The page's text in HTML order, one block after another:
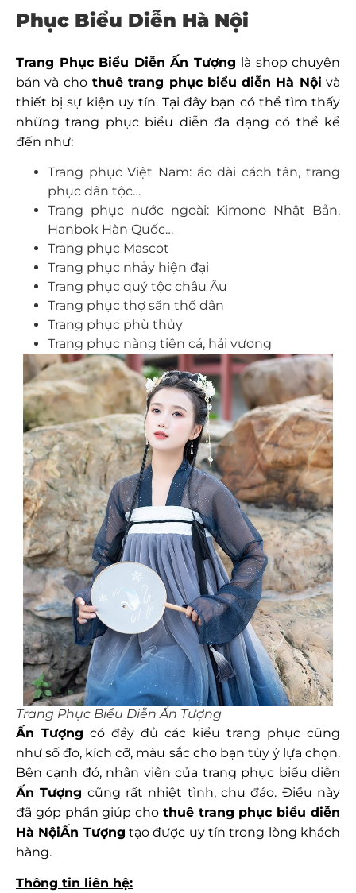
Phục Biểu Diễn Hà Nội
Trang Phục Biểu Diễn Ấn Tượng là shop chuyên
bán và chothuê trang phục biểu diễn Hà Nội và
thiết bị sự kiện uy tín. Tại đây bạn có thể tìm thấy
những trang phục biểu diễn đa dạng có thể kể
đến như:
Trang phục Việt Nam: áo dài cách tân, trang
phục dân tộc…
Trang phục nước ngoài: Kimono Nhật Bản,
Hanbok Hàn Quốc…
Trang phục Mascot
Trang phục nhảy hiện đại
Trang phục quý tộc châu Âu
Trang phục thợ săn thổ dân
Trang phục phù thủy
Trang phục nàng tiên cá, hải vương
Trang Phục Biểu Diễn Ấn Tượng
Ấn Tượng có đầy đủ các kiểu trang phục cũng
như số đo, kích cỡ, màu sắc cho bạn tùy ý lựa chọn.
Bên cạnh đó, nhân viên của trang phục biểu diễn
Ấn Tượng cũng rất nhiệt tình, chu đáo. Điều này
đã góp phần giúp cho thuê trang phục biểu diễn
Hà NộiẤn Tượng tạo được uy tín trong lòng khách
hàng.
Thông tin liên hệ: